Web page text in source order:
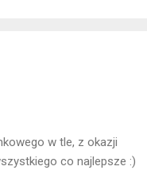
w tle, z okazji
co najlepsze :)